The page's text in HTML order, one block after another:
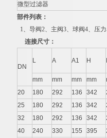
微型过滤器
部件列表：
1、导阀2、主阀3、球阀4、压
连接尺寸：
DN
L A A1 H
mm mm mm mm
20
180 292 136 342
25
180 292 136 342
32
180 292 136 342
40
240 330 155 395